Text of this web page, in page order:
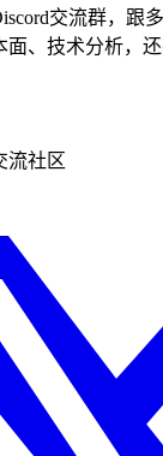
交流群，跟
面、技术分析，
流社区